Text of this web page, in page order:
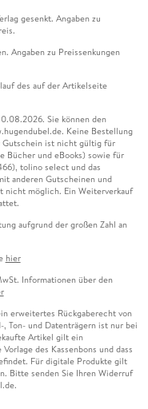
gesenkt. Angaben zu
Angaben zu Preissenkungen
des auf der Artikelseite
Sie können den
Keine Bestellung
Gutschein ist nicht gültig für
Bücher und eBooks) sowie für
tolino select und das
anderen Gutscheinen und
nicht möglich. Ein Weiterverkauf
aufgrund der großen Zahl an
hier
Informationen über den
erweitertes Rückgaberecht von
, Ton- und Datenträgern ist nur bei
Artikel gilt ein
des Kassenbons und dass
Für digitale Produkte gilt
Bitte senden Sie Ihren Widerruf